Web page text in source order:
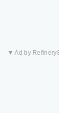
▼ Ad by